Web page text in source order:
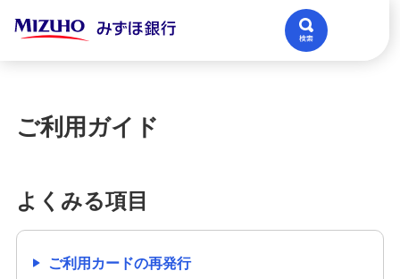
ご利用ガイド
よくみる項目
ご利用カードの再発行